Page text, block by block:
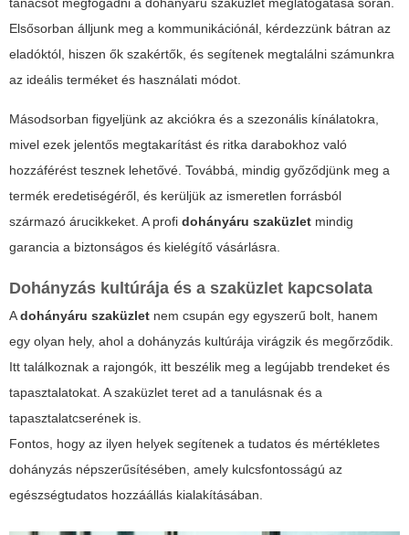
tanácsot megfogadni a dohányáru szaküzlet meglátogatása során.
Elsősorban álljunk meg a kommunikációnál, kérdezzünk bátran az
eladóktól, hiszen ők szakértők, és segítenek megtalálni számunkra
az ideális terméket és használati módot.
Másodsorban figyeljünk az akciókra és a szezonális kínálatokra,
mivel ezek jelentős megtakarítást és ritka darabokhoz való
hozzáférést tesznek lehetővé. Továbbá, mindig győződjünk meg a
termék eredetiségéről, és kerüljük az ismeretlen forrásból
származó árucikkeket. A profi dohányáru szaküzlet mindig
garancia a biztonságos és kielégítő vásárlásra.
Dohányzás kultúrája és a szaküzlet kapcsolata
Adohányáru szaküzlet nem csupán egy egyszerű bolt, hanem
egy olyan hely, ahol a dohányzás kultúrája virágzik és megőrződik.
Itt találkoznak a rajongók, itt beszélik meg a legújabb trendeket és
tapasztalatokat. A szaküzlet teret ad a tanulásnak és a
tapasztalatcserének is.
Fontos, hogy az ilyen helyek segítenek a tudatos és mértékletes
dohányzás népszerűsítésében, amely kulcsfontosságú az
egészségtudatos hozzáállás kialakításában.